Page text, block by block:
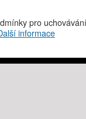
pro
informace